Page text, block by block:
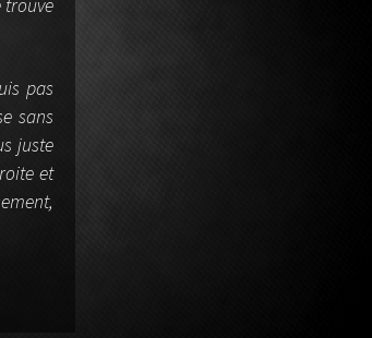
trouve
pas
sans
juste
et